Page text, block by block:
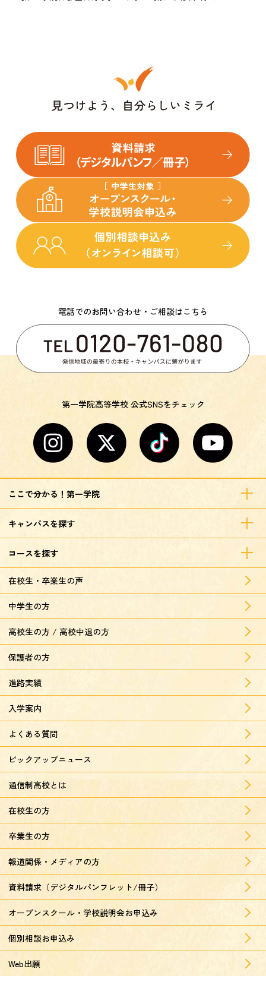
電話でのお問い合わせ・ご相談はこちら
第一学院高等学校 公式SNSをチェック
ここで分かる！第一学院
キャンパスを探す
コースを探す
在校生・卒業生の声
中学生の方
高校生の方 / 高校中退の方
保護者の方
進路実績
入学案内
よくある質問
ピックアップニュース
通信制高校とは
在校生の方
卒業生の方
報道関係・メディアの方
資料請求（デジタルパンフレット/冊子）
オープンスクール・学校説明会お申込み
個別相談お申込み
Web出願